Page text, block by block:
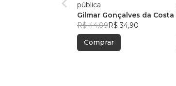
pública
Gilmar Gonçalves da Costa
R$ 44,09R$ 34,90
Comprar